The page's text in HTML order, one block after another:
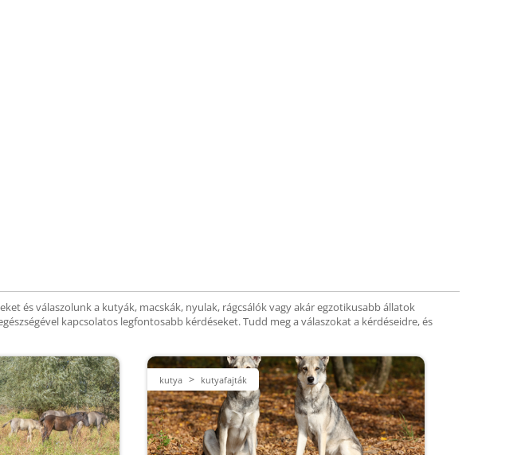
és válaszolunk a kutyák, macskák, nyulak, rágcsálók vagy akár egzotikusabb állatok
kapcsolatos legfontosabb kérdéseket. Tudd meg a válaszokat a kérdéseidre, és
kutya > kutyafajták